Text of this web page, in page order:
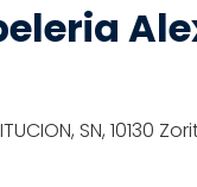
SN, 10130